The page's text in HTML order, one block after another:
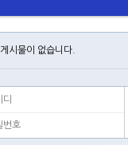
게시물이 없습니다.